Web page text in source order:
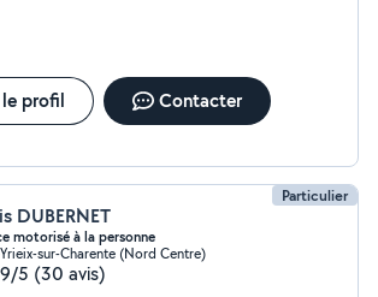
profil Contacter
Particulier
DUBERNET
motorisé à la personne
sur-Charente (Nord Centre)
5 (30 avis)